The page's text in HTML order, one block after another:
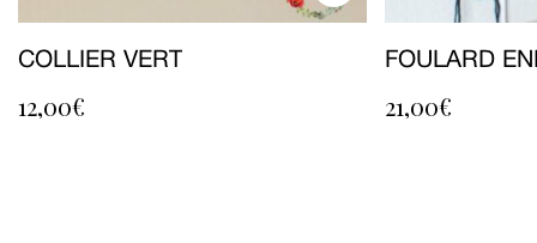
COLLIER VERT
12,00€
FOULARD
21,00€